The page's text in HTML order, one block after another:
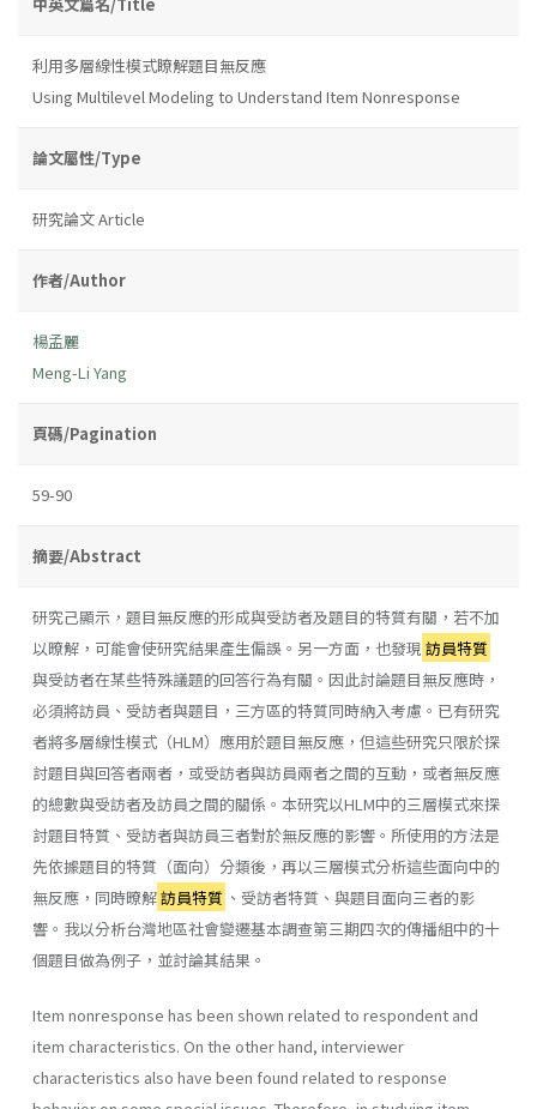
利用多層線性模式瞭解題目無反應
Using Multilevel Modeling to Understand Item Nonresponse
論文屬性/Type
研究論文 Article
作者/Author
楊孟麗
Meng-Li Yang
頁碼/Pagination
59-90
摘要/Abstract
研究己顯示，題目無反應的形成與受訪者及題目的特質有關，若不加
以暸解，可能會使研究結果產生偏誤。另一方面，也發現 訪員特質
與受訪者在某些特殊議題的回答行為有關。因此討論題目無反應時，
必須將訪員、受訪者與題目，三方區的特質同時納入考慮。已有研究
者將多層線性模式（HLM）應用於題目無反應，但這些研究只限於探
討題目與回答者兩者，或受訪者與訪員兩者之間的互動，或者無反應
的總數與受訪者及訪員之間的關係。本研究以HLM中的三層模式來探
討題目特質、受訪者與訪員三者對於無反應的影響。所使用的方法是
先依據題目的特質（面向）分類後，再以三層模式分析這些面向中的
無反應，同時暸解訪員特質 、受訪者特質、與題目面向三者的影
響。我以分析台灣地區社會變遷基本調查第三期四次的傳播組中的十
個題目做為例子，並討論其結果。
Item nonresponse has been shown related to respondent and
item characteristics. On the other hand, interviewer
characteristics also have been found related to response